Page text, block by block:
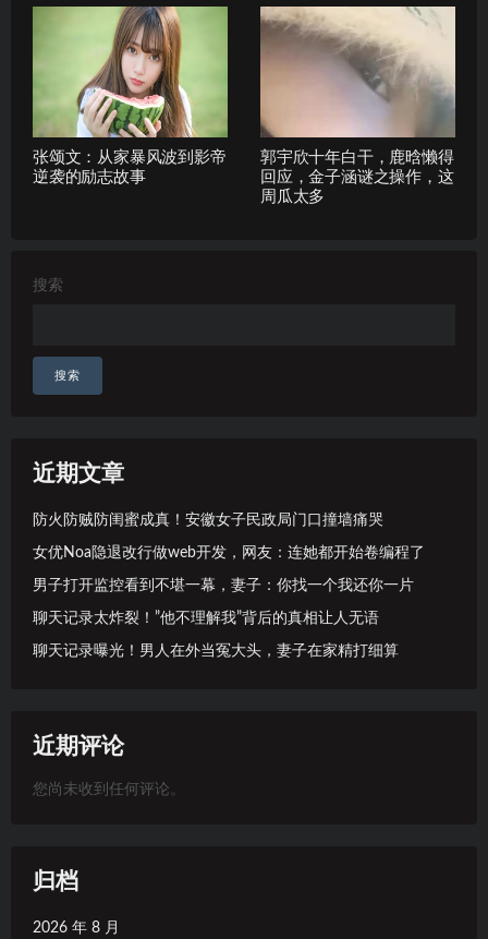
张颂文：从家暴风波到影帝
逆袭的励志故事
郭宇欣十年白干，鹿晗懒得
回应，金子涵谜之操作，这
周瓜太多
搜索
搜索
近期文章
防火防贼防闺蜜成真！安徽女子民政局门口撞墙痛哭
女优Noa隐退改行做web开发，网友：连她都开始卷编程了
男子打开监控看到不堪一幕，妻子：你找一个我还你一片
聊天记录太炸裂！”他不理解我”背后的真相让人无语
聊天记录曝光！男人在外当冤大头，妻子在家精打细算
近期评论
您尚未收到任何评论。
归档
2026 年 8 月